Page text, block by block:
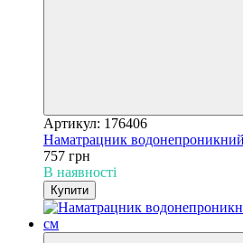
Артикул: 176406
Наматрацник
757 грн
В наявності
Купити